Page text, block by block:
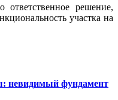
решение,
участка на
невидимый фундамент